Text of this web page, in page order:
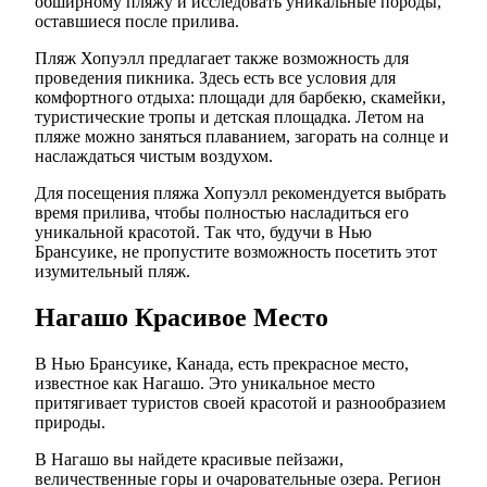
оставшиеся после прилива.
Пляж Хопуэлл предлагает также возможность для
проведения пикника. Здесь есть все условия для
комфортного отдыха: площади для барбекю, скамейки,
туристические тропы и детская площадка. Летом на
пляже можно заняться плаванием, загорать на солнце и
наслаждаться чистым воздухом.
Для посещения пляжа Хопуэлл рекомендуется выбрать
время прилива, чтобы полностью насладиться его
уникальной красотой. Так что, будучи в Нью
Брансуике, не пропустите возможность посетить этот
изумительный пляж.
Нагашо Красивое Место
В Нью Брансуике, Канада, есть прекрасное место,
известное как Нагашо. Это уникальное место
притягивает туристов своей красотой и разнообразием
природы.
В Нагашо вы найдете красивые пейзажи,
величественные горы и очаровательные озера. Регион